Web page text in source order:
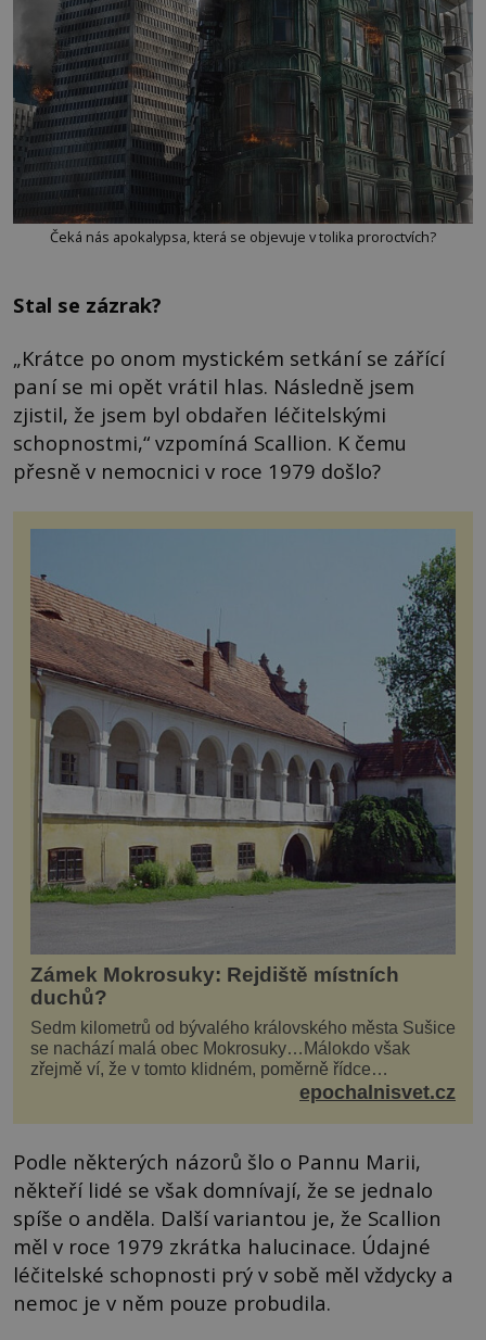
Čeká nás apokalypsa, která se objevuje v tolika proroctvích?
Stal se zázrak?
„Krátce po onom mystickém setkání se zářící
paní se mi opět vrátil hlas. Následně jsem
zjistil, že jsem byl obdařen léčitelskými
schopnostmi,“ vzpomíná Scallion. K čemu
přesně v nemocnici v roce 1979 došlo?
Zámek Mokrosuky: Rejdiště místních
duchů?
Sedm kilometrů od bývalého královského města Sušice
se nachází malá obec Mokrosuky…Málokdo však
zřejmě ví, že v tomto klidném, poměrně řídce
navštěvovaném koutu vesnické Šumavy se nachází
epochalnisvet.cz
Podle některých názorů šlo o Pannu Marii,
někteří lidé se však domnívají, že se jednalo
spíše o anděla. Další variantou je, že Scallion
měl v roce 1979 zkrátka halucinace. Údajné
léčitelské schopnosti prý v sobě měl vždycky a
nemoc je v něm pouze probudila.